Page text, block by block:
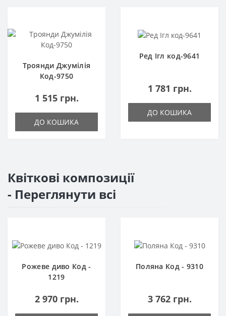
Троянди Джумілія
Код-9750
1 515 грн.
ДО КОШИКА
Ред Ігл код-9641
1 781 грн.
ДО КОШИКА
Квіткові композиції
- Переглянути всі
Рожеве диво Код -
1219
2 970 грн.
Поляна Код - 9310
3 762 грн.